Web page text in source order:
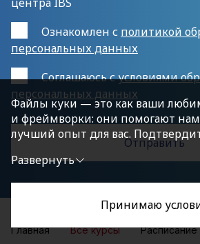
Ознакомлен с политикой
персональных данных
Cоглашаюсь сусловиями
персональных данных
Главная Все курсы Расписание
Файлы куки — это как ваши
и фреймворки: они помогают
лучший опыт для вас.
политикой конфиденциальности,
«Принимаю условия», чтобы
Развернуть
Принимаю